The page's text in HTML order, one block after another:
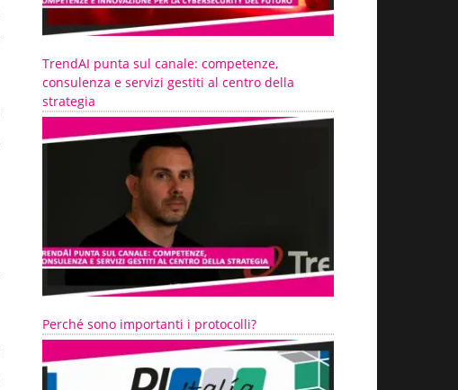
TrendAI punta sul canale: competenze,
consulenza e servizi gestiti al centro della
strategia
Perché sono importanti i protocolli?